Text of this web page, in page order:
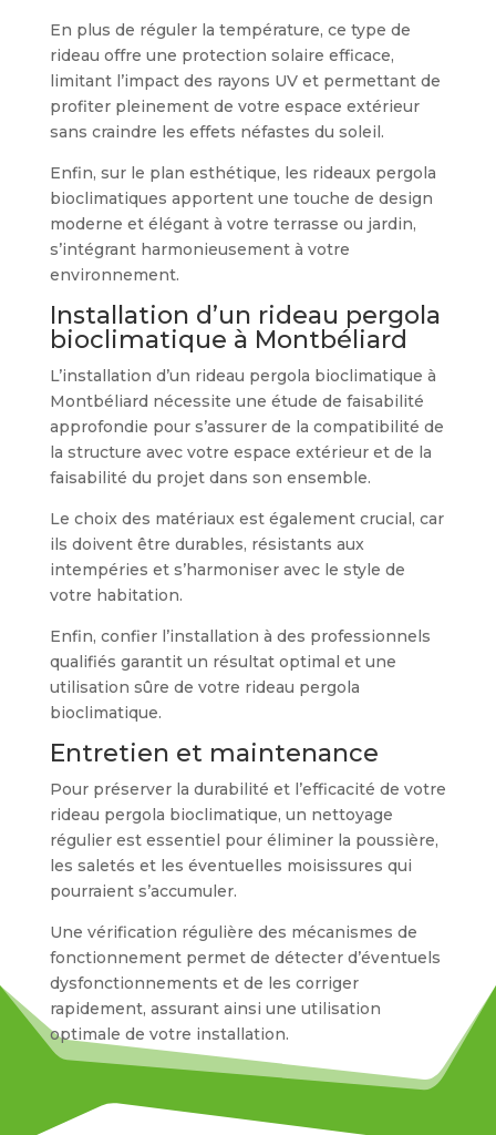
En plus de réguler la température, ce type de
rideau offre une protection solaire efficace,
limitant l’impact des rayons UV et permettant de
profiter pleinement de votre espace extérieur
sans craindre les effets néfastes du soleil.
Enfin, sur le plan esthétique, les rideaux pergola
bioclimatiques apportent une touche de design
moderne et élégant à votre terrasse ou jardin,
s’intégrant harmonieusement à votre
environnement.
Installation d’un rideau pergola
bioclimatique à Montbéliard
L’installation d’un rideau pergola bioclimatique à
Montbéliard nécessite une étude de faisabilité
approfondie pour s’assurer de la compatibilité de
la structure avec votre espace extérieur et de la
faisabilité du projet dans son ensemble.
Le choix des matériaux est également crucial, car
ils doivent être durables, résistants aux
intempéries et s’harmoniser avec le style de
votre habitation.
Enfin, confier l’installation à des professionnels
qualifiés garantit un résultat optimal et une
utilisation sûre de votre rideau pergola
bioclimatique.
Entretien et maintenance
Pour préserver la durabilité et l’efficacité de votre
rideau pergola bioclimatique, un nettoyage
régulier est essentiel pour éliminer la poussière,
les saletés et les éventuelles moisissures qui
pourraient s’accumuler.
Une vérification régulière des mécanismes de
fonctionnement permet de détecter d’éventuels
dysfonctionnements et de les corriger
rapidement, assurant ainsi une utilisation
optimale de votre installation.